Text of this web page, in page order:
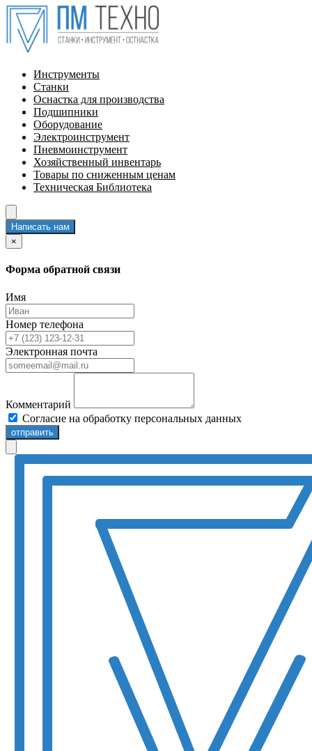
Инструменты
Станки
Оснастка для производства
Подшипники
Оборудование
Электроинструмент
Пневмоинструмент
Хозяйственный инвентарь
Товары по сниженным ценам
Техническая Библиотека
Написать нам
×
Форма обратной связи
Имя
Номер телефона
Электронная почта
Комментарий
Согласие на обработку персональных данных
отправить